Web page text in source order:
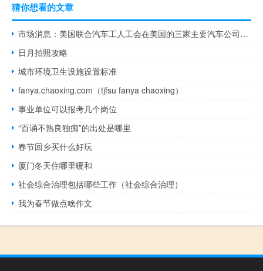
猜你想看的文章
市场消息：美国联合汽车工人工会在美国的三家主要汽车公司即通用汽车、福特和斯泰兰蒂斯发动了罢工
日月拍照攻略
城市环境卫生设施设置标准
fanya.chaoxing.com（tjfsu fanya chaoxing）
事业单位可以报考几个岗位
“百诵不熟良独痴”的出处是哪里
春节回乡买什么好玩
厦门冬天住哪里暖和
社会综合治理包括哪些工作（社会综合治理）
我为春节做点啥作文